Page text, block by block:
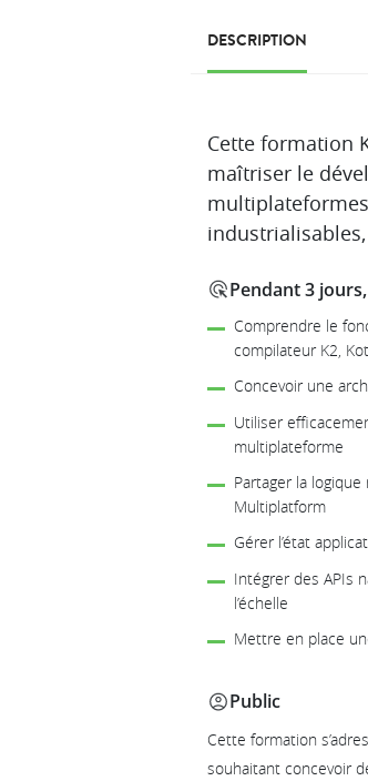
DESCRIPTION
Description
Cette formation
maîtriser le
Pendant 3
Comprendre le
compilateur K2,
Concevoir une
Utiliser
multiplateforme
Partager la
Multiplatform
Gérer l’état
Intégrer des APIs
l’échelle
Mettre en place
Public
Cette formation
souhaitant concevoir